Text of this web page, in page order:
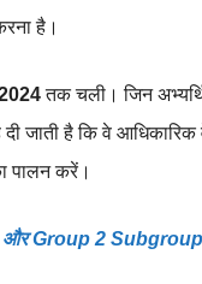
है।
तक चली। जिन
जाती है कि वे
पालन करें।
Group 2 Subgroup